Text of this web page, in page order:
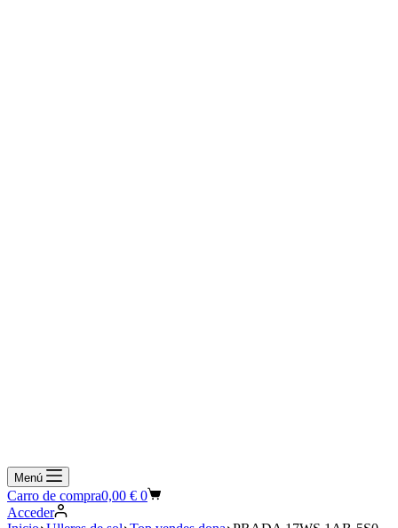
Menú
Carro de compra0,00 € 0
Acceder